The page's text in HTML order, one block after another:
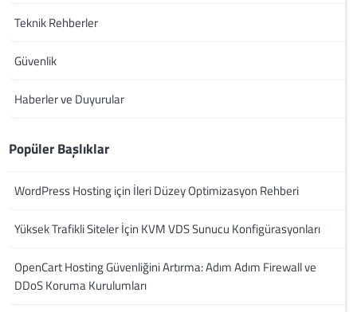
Teknik Rehberler
Güvenlik
Haberler ve Duyurular
Popüler Başlıklar
WordPress Hosting için İleri Düzey Optimizasyon Rehberi
Yüksek Trafikli Siteler İçin KVM VDS Sunucu Konfigürasyonları
OpenCart Hosting Güvenliğini Artırma: Adım Adım Firewall ve
DDoS Koruma Kurulumları